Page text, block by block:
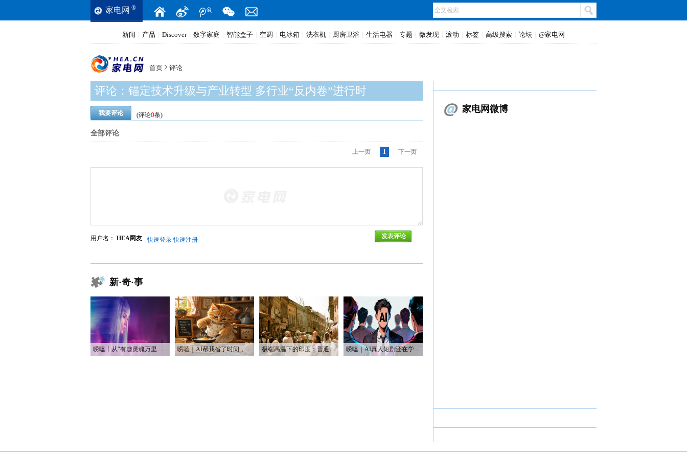
家电网 ®
新闻 产品 Discover 数字家庭 智能盒子 空调 电冰箱 洗衣机 厨房卫浴 生活电器 专题 微发现 滚动 标签 高级搜索 论坛 @家电网
首页 评论
评论： 锚定技术升级与产业转型 多行业“反内卷”进行时
我要评论 (评论0条)
全部评论
上一页 1 下一页
用户名： HEA网友 快速登录 快速注册
新·奇·事
唠嗑丨从“有趣灵魂万里挑一”到“赛博恋人一键定制” 唠嗑｜AI帮我省了时间，也帮我烧光了Token 极端高温下的印度：普通人用不起空调 富人却被空调“炸到” 唠嗑｜AI真人短剧还在学做人 AI漫剧已经开始赚钱
家电网微博